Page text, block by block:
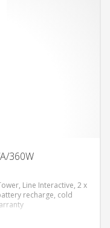
360W
Line Interactive, 2 x
recharge, cold